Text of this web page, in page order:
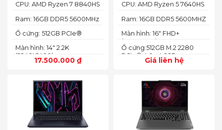
Radeon 780M Màn 14inch
17.500.000 ₫
Màn hình: 14" 2.2K
(2240X1400)
Ổ cứng: 512GB PCIe®
Ram: 16GB DDR5 5600MHz
CPU: AMD Ryzen 7 8840HS
4060 16″ FHD+ 144Hz)
Giá liên hệ
Ổ cứng:512GB M.2 2280
PCIe® 4.0 x4 SSD
Màn hình: 16" FHD+
(1920x1200) IPS
Ram: 16GB DDR5 5600MHZ
CPU: AMD Ryzen 5 7640HS